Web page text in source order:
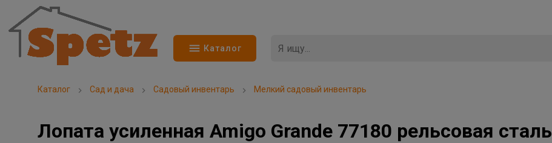
Каталог
Каталог Сад и дача Садовый инвентарь Мелкий садовый инвентарь
Лопата усиленная Amigo Grande 77180 рельсовая сталь